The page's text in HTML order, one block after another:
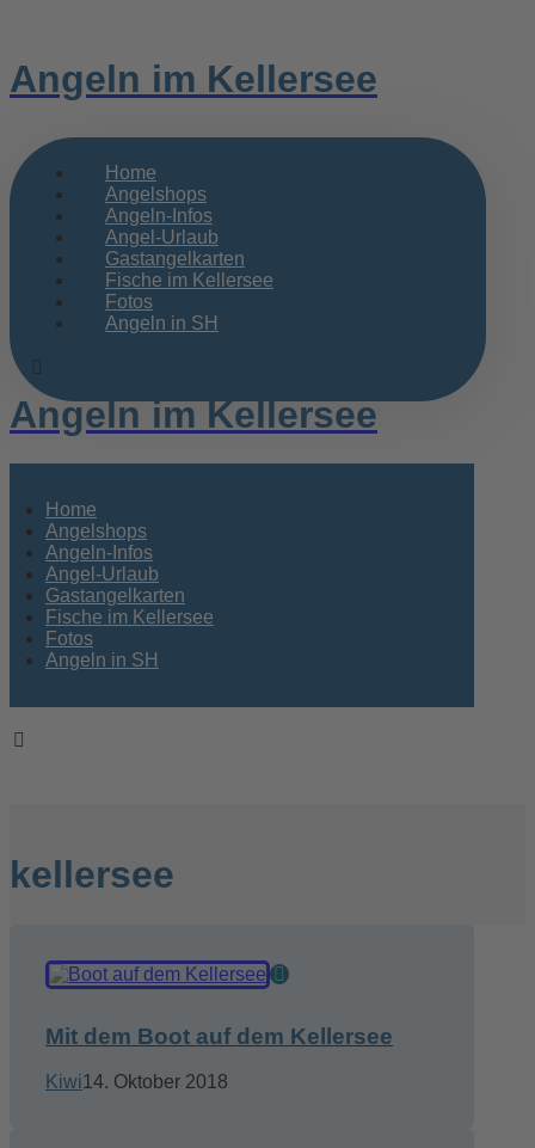
Angeln im Kellersee
Home
Angelshops
Angeln-Infos
Angel-Urlaub
Gastangelkarten
Fische im Kellersee
Fotos
Angeln in SH
Angeln im Kellersee
Home
Angelshops
Angeln-Infos
Angel-Urlaub
Gastangelkarten
Fische im Kellersee
Fotos
Angeln in SH
kellersee
Mit dem Boot auf dem Kellersee
Kiwi14. Oktober 2018